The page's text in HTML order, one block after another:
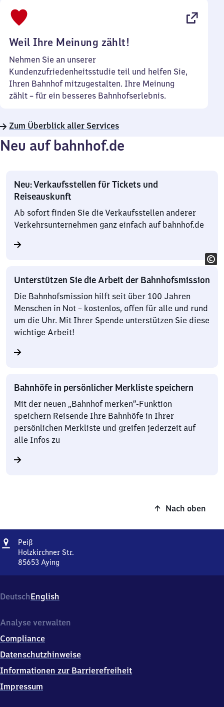
Weil Ihre Meinung zählt!
Nehmen Sie an unserer
Kundenzufriedenheitsstudie teil und helfen Sie,
Ihren Bahnhof mitzugestalten. Ihre Meinung
zählt – für ein besseres Bahnhofserlebnis.
Zum Überblick aller Services
Neu auf bahnhof.de
Neu: Verkaufsstellen für Tickets und
Reiseauskunft
Ab sofort finden Sie die Verkaufsstellen anderer
Verkehrsunternehmen ganz einfach auf bahnhof.de
Unterstützen Sie die Arbeit der Bahnhofsmission
Die Bahnhofsmission hilft seit über 100 Jahren
Menschen in Not – kostenlos, offen für alle und rund
um die Uhr. Mit Ihrer Spende unterstützen Sie diese
wichtige Arbeit!
Bahnhöfe in persönlicher Merkliste speichern
Mit der neuen „Bahnhof merken“-Funktion
speichern Reisende Ihre Bahnhöfe in Ihrer
persönlichen Merkliste und greifen jederzeit auf
alle Infos zu
Nach oben
Adresse
PeißPeiß
Holzkirchner Str.
85653 Aying
Str.,
8
6
3
Aying
DeutschEnglish
Analyse verwalten
Compliance
Datenschutzhinweise
Informationen zur Barrierefreiheit
Impressum